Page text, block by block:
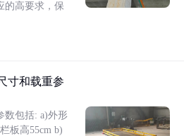
的高要求，保
寸和载重参
数包括: a)外形
板高55cm b)